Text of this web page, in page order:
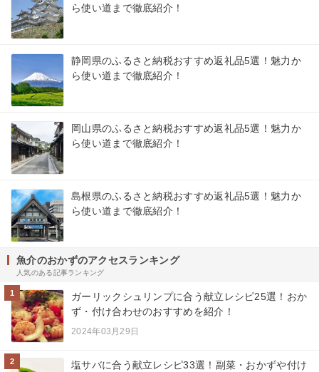
ら使い道まで徹底紹介！
静岡県のふるさと納税おすすめ返礼品5選！魅力か
ら使い道まで徹底紹介！
岡山県のふるさと納税おすすめ返礼品5選！魅力か
ら使い道まで徹底紹介！
島根県のふるさと納税おすすめ返礼品5選！魅力か
ら使い道まで徹底紹介！
魚介のおかずのアクセスランキング
人気のある記事ランキング
1
ガーリックシュリンプに合う献立レシピ25選！おか
ず・付け合わせのおすすめを紹介！
2024年03月29日
2
塩サバに合う献立レシピ33選！副菜・おかずや付け